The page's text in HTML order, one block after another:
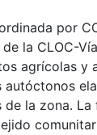
por
la CLOC-
agrícolas y
autóctonos
de la zona.